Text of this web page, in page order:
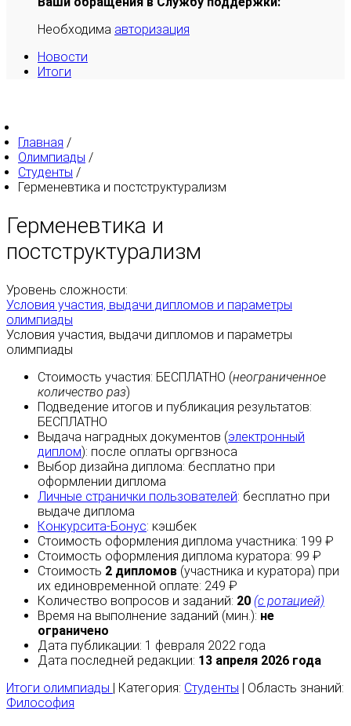
Необходима авторизация
Новости
Итоги
Главная /
Олимпиады /
Студенты /
Герменевтика и постструктурализм
Герменевтика и
постструктурализм
Уровень сложности:
Условия участия, выдачи дипломов и параметры
олимпиады
Условия участия, выдачи дипломов и параметры
олимпиады
Стоимость участия: БЕСПЛАТНО (неограниченное
количество раз)
Подведение итогов и публикация результатов:
БЕСПЛАТНО
Выдача наградных документов (электронный
диплом): после оплаты оргвзноса
Выбор дизайна диплома: бесплатно при
оформлении диплома
Личные странички пользователей: бесплатно при
выдаче диплома
Конкурсита-Бонус: кэшбек
Стоимость оформления диплома участника: 199 ₽
Стоимость оформления диплома куратора: 99 ₽
Стоимость 2 дипломов (участника и куратора) при
их единовременной оплате: 249 ₽
Количество вопросов и заданий: 20 (с ротацией)
Время на выполнение заданий (мин.): не
ограничено
Дата публикации: 1 февраля 2022 года
Дата последней редакции: 13 апреля 2026 года
Итоги олимпиады
| Категория: Студенты | Область знаний:
Философия